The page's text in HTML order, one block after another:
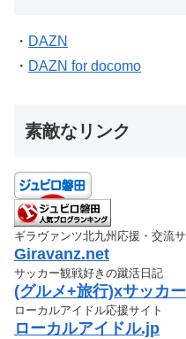
・ DAZN
・ DAZN for docomo
素敵なリンク
ギラヴァンツ北九州応援・交流
Giravanz.net
サッカー観戦好きの蹴活日記
(グルメ+旅行)xサッカ
ローカルアイドル応援サイト
ローカルアイドル.jp